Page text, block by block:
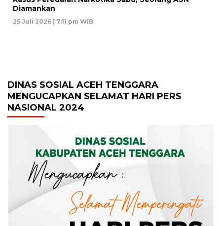
Diamankan
25 Juli 2026 | 7:11 pm WIB
DINAS SOSIAL ACEH TENGGARA
MENGUCAPKAN SELAMAT HARI PERS
NASIONAL 2024